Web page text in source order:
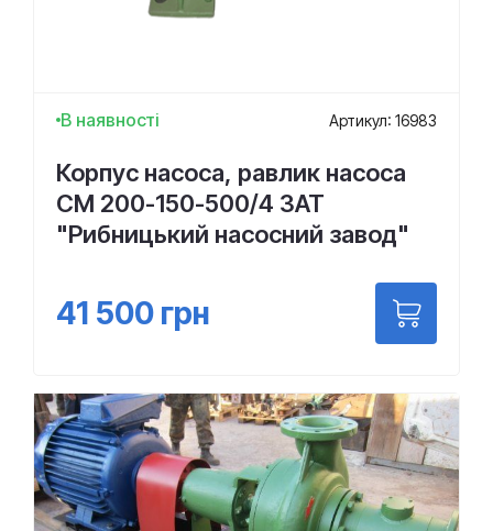
В наявності Артикул: 16983
Корпус насоса, равлик насоса
СМ 200-150-500/4 ЗАТ
"Рибницький насосний завод"
41 500 грн